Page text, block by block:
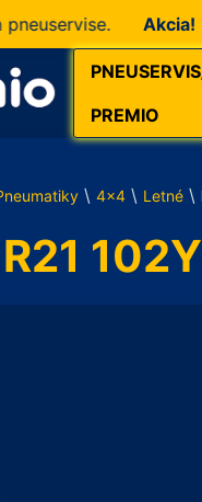
Akcia!10 %
PREMIO
\ 4x4 \ Letné \